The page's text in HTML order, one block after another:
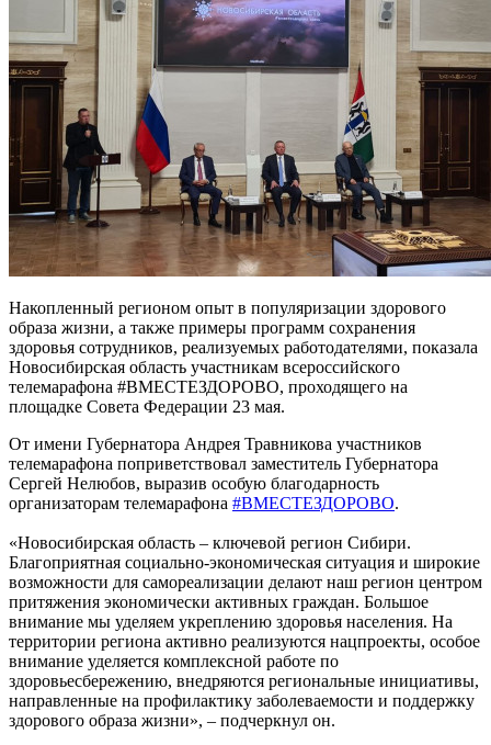
Накопленный регионом опыт в популяризации здорового
образа жизни, а также примеры программ сохранения
здоровья сотрудников, реализуемых работодателями, показала
Новосибирская область участникам всероссийского
телемарафона #ВМЕСТЕЗДОРОВО, проходящего на
площадке Совета Федерации 23 мая.
От имени Губернатора Андрея Травникова участников
телемарафона поприветствовал заместитель Губернатора
Сергей Нелюбов, выразив особую благодарность
организаторам телемарафона #ВМЕСТЕЗДОРОВО.
«Новосибирская область – ключевой регион Сибири.
Благоприятная социально-экономическая ситуация и широкие
возможности для самореализации делают наш регион центром
притяжения экономически активных граждан. Большое
внимание мы уделяем укреплению здоровья населения. На
территории региона активно реализуются нацпроекты, особое
внимание уделяется комплексной работе по
здоровьесбережению, внедряются региональные инициативы,
направленные на профилактику заболеваемости и поддержку
здорового образа жизни», – подчеркнул он.